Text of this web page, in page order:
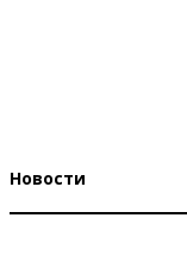
Новости